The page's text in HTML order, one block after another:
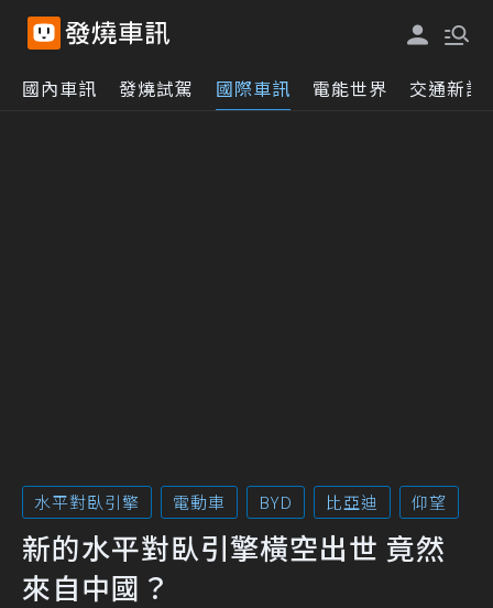
國內車訊 發燒試駕 國際車訊 電能世界 交通新訊
水平對臥引擎 電動車 BYD 比亞迪 仰望
新的水平對臥引擎橫空出世 竟然
來自中國？